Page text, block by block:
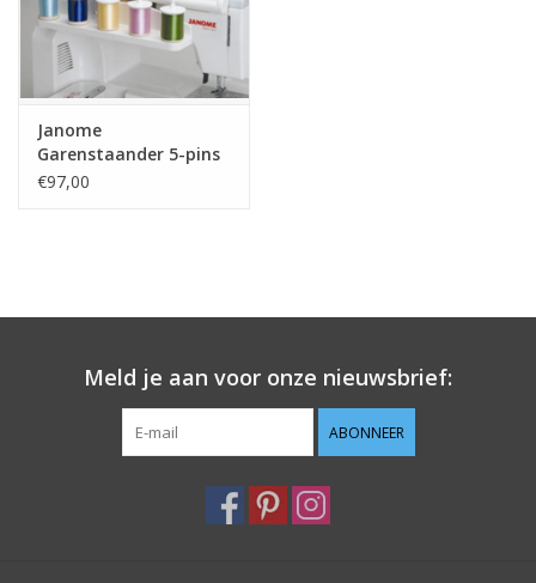
Handwerk
Workshop
Sale / Coupons
Janome
Garenstaander 5-pins
11000
€97,00
Meld je aan voor onze nieuwsbrief:
ABONNEER